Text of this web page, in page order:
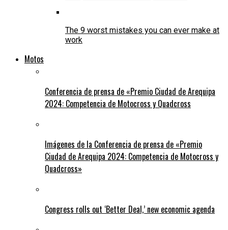
The 9 worst mistakes you can ever make at
work
Motos
Conferencia de prensa de «Premio Ciudad de Arequipa
2024: Competencia de Motocross y Quadcross
Imágenes de la Conferencia de prensa de «Premio
Ciudad de Arequipa 2024: Competencia de Motocross y
Quadcross»
Congress rolls out ‘Better Deal,’ new economic agenda